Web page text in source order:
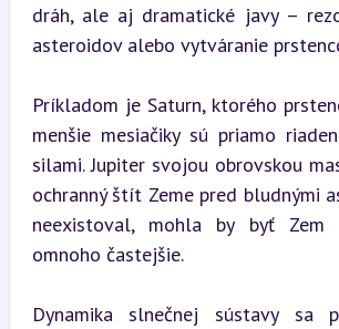
dráh, ale aj dramatické javy –
asteroidov alebo vytváranie
Príkladom je Saturn, ktorého
menšie mesiačiky sú priamo
silami. Jupiter svojou obrovskou
ochranný štít Zeme pred bludnými
neexistoval, mohla by byť Zem
omnoho častejšie.
Dynamika slnečnej sústavy sa